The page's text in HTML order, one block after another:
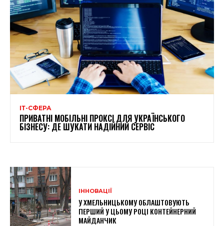
ІТ-СФЕРА
ПРИВАТНІ МОБІЛЬНІ ПРОКСІ ДЛЯ УКРАЇНСЬКОГО
БІЗНЕСУ: ДЕ ШУКАТИ НАДІЙНИЙ СЕРВІС
ІННОВАЦІЇ
У ХМЕЛЬНИЦЬКОМУ ОБЛАШТОВУЮТЬ
ПЕРШИЙ У ЦЬОМУ РОЦІ КОНТЕЙНЕРНИЙ
МАЙДАНЧИК